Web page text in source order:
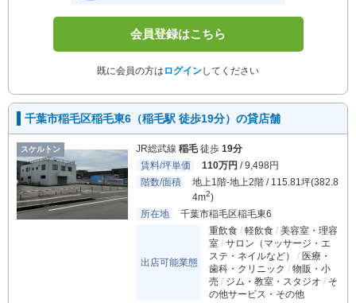
会員登録はこちら
既に会員の方は ログインしてください
千葉市稲毛区稲毛東6（稲毛駅 徒歩19分）の貸店舗
スケルトン JR総武線 稲毛徒歩 19分
賃料/坪単価
110万円 / 9,498円
階数/面積
地上1階-地上2階 / 115.81坪(382.8
4m2)
所在地
千葉市稲毛区稲毛東6
出店可能業態
重飲食 軽飲食
美容室・理容
室
サロン（マッサージ・エ
ステ・ネイルなど）
医療・
歯科・クリニック
物販・小
売
ジム・教室・スタジオ
そ
の他サービス・その他